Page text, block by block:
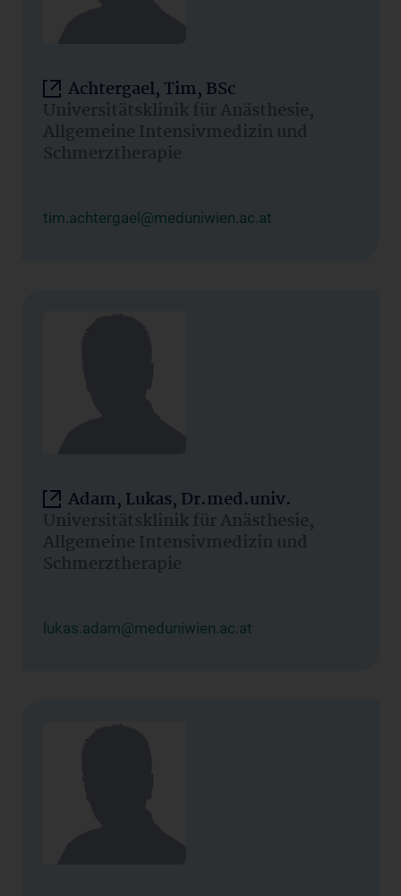
Achtergael, Tim, BSc
Universitätsklinik für Anästhesie,
Allgemeine Intensivmedizin und
Schmerztherapie
tim.achtergael@meduniwien.ac.at
Adam, Lukas, Dr.med.univ.
Universitätsklinik für Anästhesie,
Allgemeine Intensivmedizin und
Schmerztherapie
lukas.adam@meduniwien.ac.at